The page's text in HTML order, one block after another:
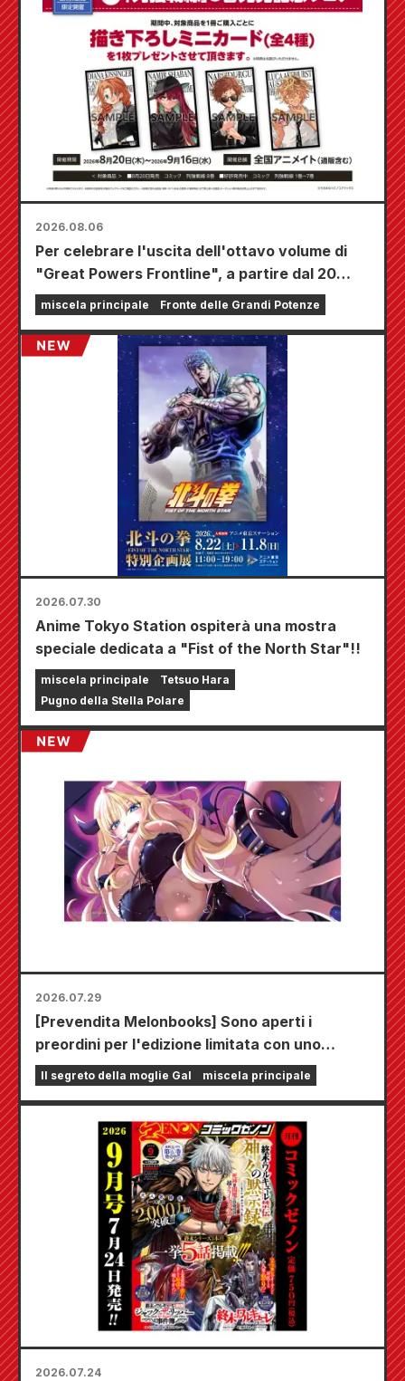
2026.08.06
Per celebrare l'uscita dell'ottavo volume di
"Great Powers Frontline", a partire dal 20
agosto si terrà una fiera a tempo limitato
presso i negozi Animate di tutta la nazione,
dove potrete aggiudicarvi una mini card
disegnata appositamente (4 tipi in totale)!
miscela principale Fronte delle Grandi Potenze
2026.07.30
Anime Tokyo Station ospiterà una mostra
speciale dedicata a "Fist of the North Star"!!
miscela principale
Tetsuo Hara
Pugno della Stella Polare
2026.07.29
[Prevendita Melonbooks] Sono aperti i
preordini per l'edizione limitata con uno
speciale tappetino da gioco che raffigura una
splendida illustrazione di Fuyuki Tojo
Secret of the Gal Bride" uscirà il 20 ottobre!
Il segreto della moglie Gal miscela principale
2026.07.24